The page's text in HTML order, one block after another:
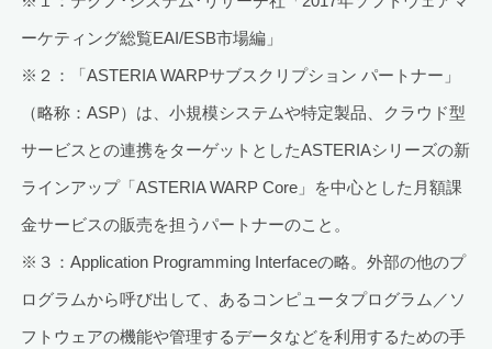
ーケティング総覧EAI/ESB市場編」
※２：「ASTERIA WARPサブスクリプション パートナー」
（略称：ASP）は、小規模システムや特定製品、クラウド型
サービスとの連携をターゲットとしたASTERIAシリーズの新
ラインアップ「ASTERIA WARP Core」を中心とした月額課
金サービスの販売を担うパートナーのこと。
※３：Application Programming Interfaceの略。外部の他のプ
ログラムから呼び出して、あるコンピュータプログラム／ソ
フトウェアの機能や管理するデータなどを利用するための手